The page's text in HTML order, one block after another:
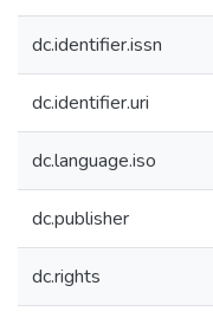
dc.identifier.issn
dc.identifier.uri
dc.language.iso
dc.publisher
dc.rights